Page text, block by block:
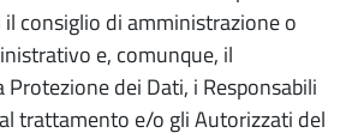
consiglio di amministrazione o
e, comunque, il
Protezione dei Dati, i Responsabili
trattamento e/o gli Autorizzati del